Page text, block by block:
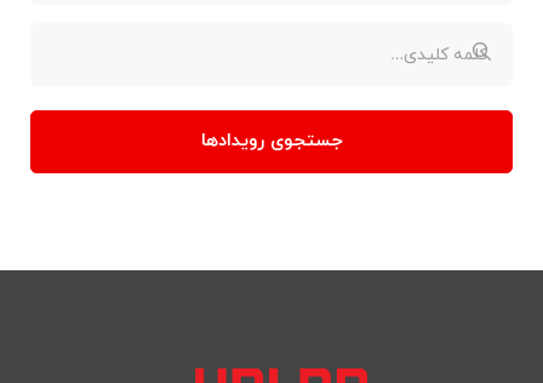
جستجوی رویدادها